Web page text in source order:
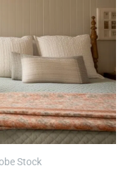
Stock